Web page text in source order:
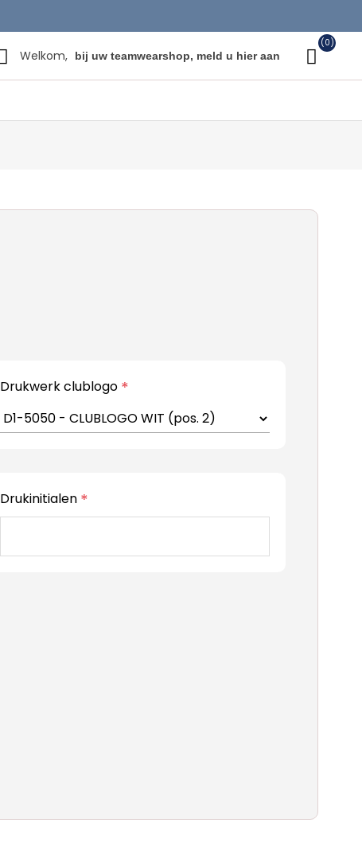
Welkom, bij uw teamwearshop, meld u hier aan
(0)
Drukwerk clublogo *
Drukinitialen *